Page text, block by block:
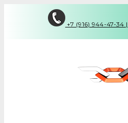
+7 (916) 944-47-34 |